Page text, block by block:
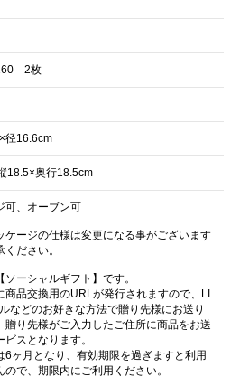
2枚
径16.6cm
18.5×奥行18.5cm
可、オーブン可
ケージの仕様は変更になる事がございます
ださい。
ソーシャルギフト】です。
商品交換用のURLが発行されますので、LI
などのお好きな方法で贈り先様にお送り
贈り先様がご入力したご住所に商品をお送
ビスとなります。
6ヶ月となり、有効期限を過ぎますと利用
ので、期限内にご利用ください。